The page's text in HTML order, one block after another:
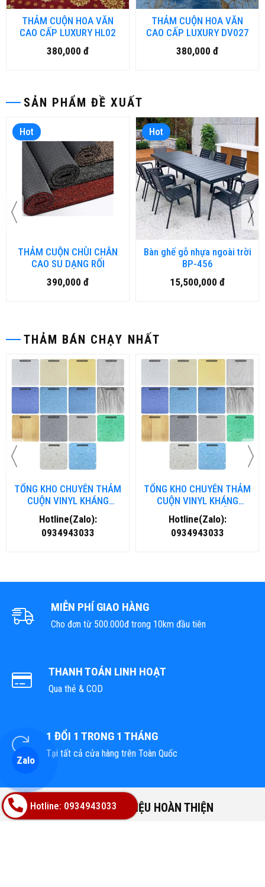
SẢN PHẨM ĐỀ XUẤT
Hot
THẢM CUỘN CHÙI CHÂN
CAO SU DẠNG RỐI
390,000 đ
Hot
Bàn ghế gỗ nhựa ngoài trời
BP-456
15,500,000 đ
THẢM BÁN CHẠY NHẤT
TỔNG KHO CHUYÊN THẢM
CUỘN VINYL KHÁNG
KHUẨN TẠI NHA TRANG
Hotline(Zalo):
0934943033
TỔNG KHO CHUYÊN THẢM
CUỘN VINYL KHÁNG
KHUẨN TẠI ĐÀ NẴNG
Hotline(Zalo):
0934943033
THẢM CUỘN HOA VĂN
CAO CẤP LUXURY HL02
380,000 đ
THẢM CUỘN HOA VĂN
CAO CẤP LUXURY DV027
380,000 đ
MIỄN PHÍ GIAO HÀNG
Cho đơn từ 500.000đ trong 10km đầu tiên
THANH TOÁN LINH HOẠT
Qua thẻ & COD
1 ĐỔI 1 TRONG 1 THÁNG
Tại tất cả cửa hàng trên Toàn Quốc
TỔNG KHO VẬT LIỆU HOÀN THIỆN
Hotline: 0934943033
Zalo